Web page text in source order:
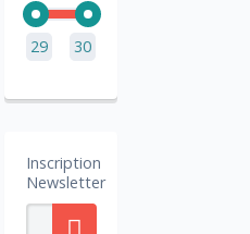
29 30
Inscription
Newsletter